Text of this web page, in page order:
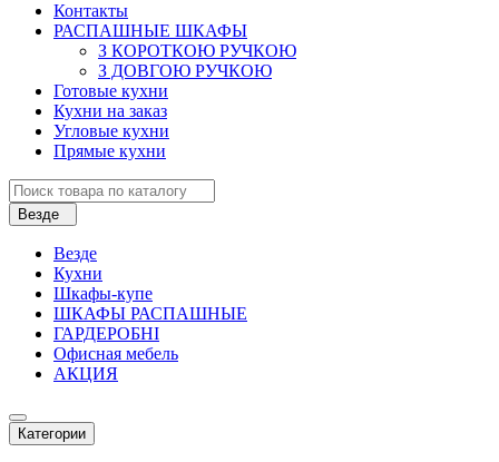
Контакты
РАСПАШНЫЕ ШКАФЫ
З КОРОТКОЮ РУЧКОЮ
З ДОВГОЮ РУЧКОЮ
Готовые кухни
Кухни на заказ
Угловые кухни
Прямые кухни
Везде
Везде
Кухни
Шкафы-купе
ШКАФЫ РАСПАШНЫЕ
ГАРДЕРОБНІ
Офисная мебель
АКЦИЯ
Категории